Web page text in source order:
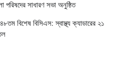
পরিষদের সাধারণ সভা অনুষ্ঠিত
৪৮তম বিশেষ বিসিএস: স্বাস্থ্য ক্যাডারের ২১